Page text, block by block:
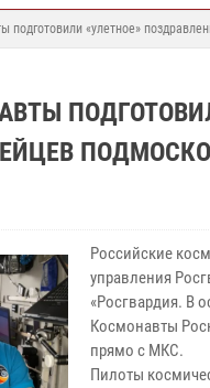
подготовили «улетное»
Российские
управления
«Росгвардия. В
Космонавты
прямо с МКС.
Пилоты